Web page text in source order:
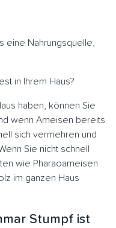
eine Nahrungsquelle,
in Ihrem Haus?
haben, können Sie
wenn Ameisen bereits
sich vermehren und
Sie nicht schnell
wie Pharaoameisen
im ganzen Haus
Stumpf ist